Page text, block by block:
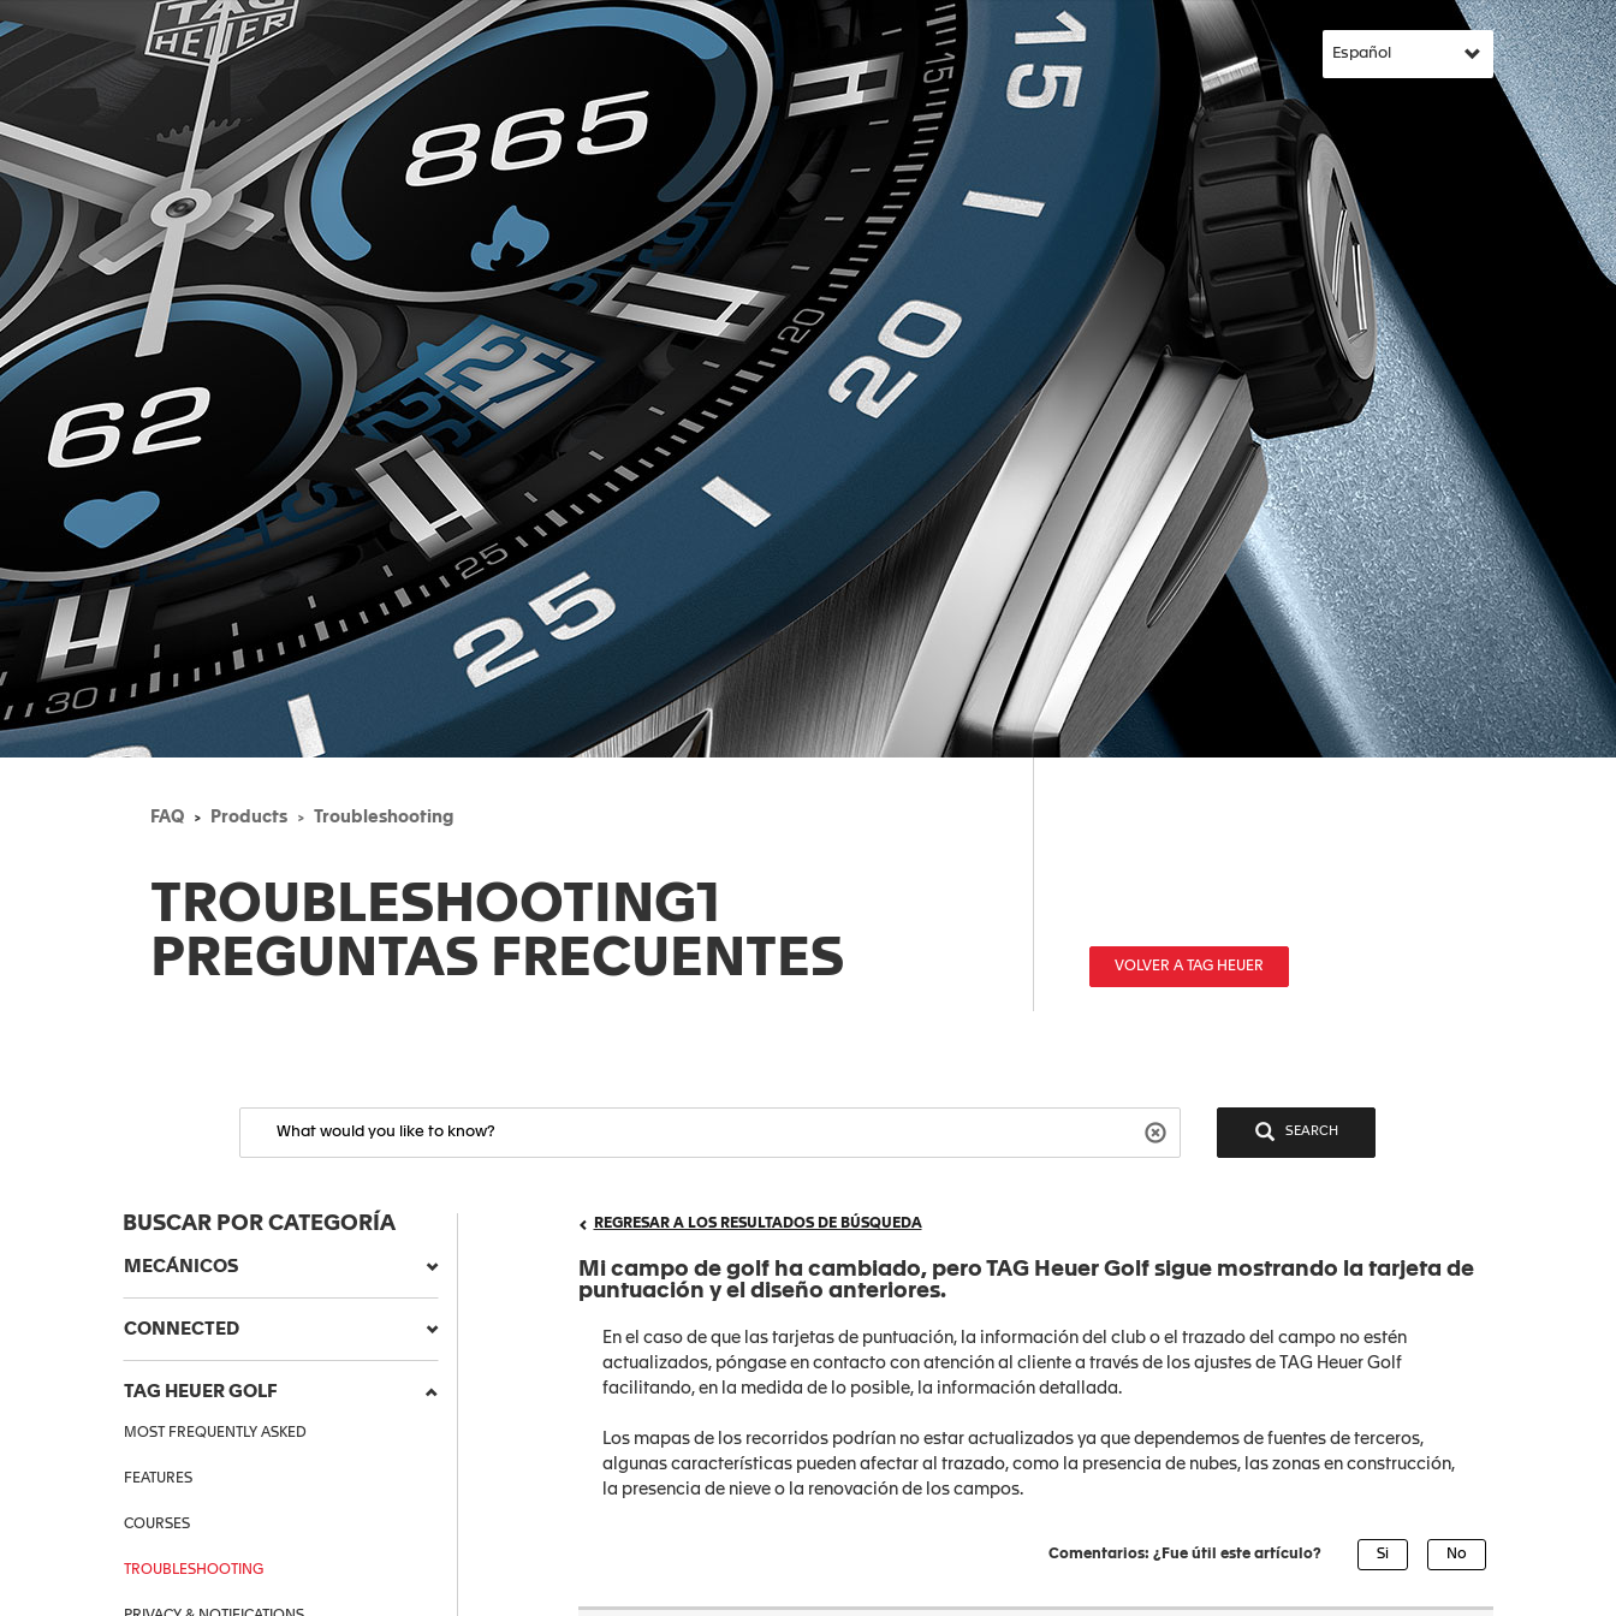
FAQ Products Troubleshooting
TROUBLESHOOTING1
PREGUNTAS FRECUENTES
VOLVER A TAG HEUER
SEARCH
BUSCAR POR CATEGORÍA
MECÁNICOS
CONNECTED
TAG HEUER GOLF
MOST FREQUENTLY ASKED
FEATURES
COURSES
TROUBLESHOOTING
REGRESAR A LOS RESULTADOS DE BÚSQUEDA
Mi campo de golf ha cambiado, pero TAG Heuer Golf sigue mostrando la tarjeta de
puntuación y el diseño anteriores.
En el caso de que las tarjetas de puntuación, la información del club o el trazado del campo no estén
actualizados, póngase en contacto con atención al cliente a través de los ajustes de TAG Heuer Golf
facilitando, en la medida de lo posible, la información detallada.
Los mapas de los recorridos podrían no estar actualizados ya que dependemos de fuentes de terceros,
algunas características pueden afectar al trazado, como la presencia de nubes, las zonas en construcción,
la presencia de nieve o la renovación de los campos.
Comentarios: ¿Fue útil este artículo?